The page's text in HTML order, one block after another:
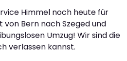
Himmel noch heute für
Bern nach Szeged und
Umzug! Wir sind die
verlassen kannst.